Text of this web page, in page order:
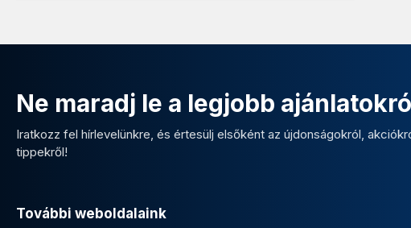
Ne maradj le a legjobb
Iratkozz fel hírlevelünkre, és értesülj elsőként az újdonságokról,
tippekről!
További weboldalaink